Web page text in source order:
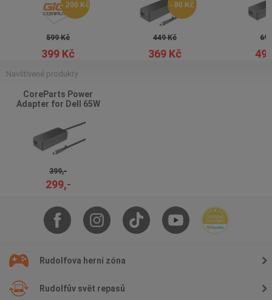
- 200 Kč
599 Kč
399 Kč
- 80 Kč
449 Kč
369 Kč
Navštívené produkty
CoreParts Power
Adapter for Dell 65W
399,-
299,-
Rudolfova herní zóna
Rudolfův svět repasů